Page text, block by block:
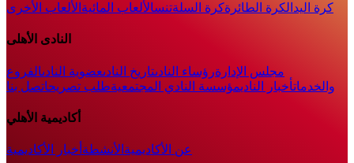
كرة اليد الكرة الطائرةكرة السلةتنسالألعاب المائية الألعاب الأخرى
النادى الأهلى
مجلس الإدارةرؤساء النادىتاريخ النادىعضوية النادىالفروع
والخدماتأخبار الناديمؤسسة النادي المجتمعيةطلب تصريحاتصل بنا
أكاديمية الأهلي
عن الأكاديمية الأنشطة أخبار الأكاديمية